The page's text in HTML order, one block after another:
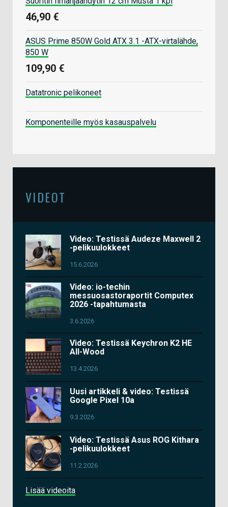
46,90 €
ASUS Prime 850W Gold ATX 3.1 -ATX-virtalähde,
850 W
109,90 €
Datatronic pelikoneet
Komponenteille myös kasauspalvelu
VIDEOT
Video: Testissä Audeze Maxwell 2
-pelikuulokkeet
15.6.2026
Video: io-techin
messuosastoraportit Computex
2026 -tapahtumasta
3.6.2026
Video: Testissä Keychron K2 HE
All-Wood
13.4.2026
Uusi artikkeli & video: Testissä
Google Pixel 10a
9.3.2026
Video: Testissä Asus ROG Kithara
-pelikuulokkeet
11.2.2026
Lisää videoita